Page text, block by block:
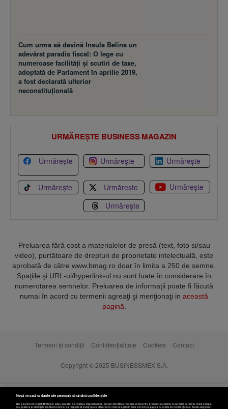
Cum urma să devină Insula Belina un
adevărat paradis fiscal: O lege cu
numeroase facilităţi şi scutiri de taxe,
adoptată de Parlament în aprilie 2019,
a fost declarată ulterior
neconstituţională
URMĂREȘTE BUSINESS MAGAZIN
Urmărește Urmărește Urmărește
Urmărește Urmărește
Urmărește
Urmărește
Preluarea fără cost a materialelor de presă (text, foto si/sau
video), purtătoare de drepturi de proprietate intelectuală, este
aprobată de către www.bmag.ro doar în limita a 250 de semne.
Spaţiile şi URL-ul/hyperlink-ul nu sunt luate în considerare în
numerotarea semnelor. Preluarea de informaţii poate fi făcută
numai în acord cu termenii agreaţi şi menţionaţi in această
pagină
Termeni și condiții Confidențialitate Cookies Contact
Copyright © 2025 BUSINESSMEX S.A.
Nouă ne pasă ca datele tale personale să rămână confidențiale
Noi și partenerii noștri589stocăm și/sau accesăm informații pe dispozitivul dvs., precum identificatorii cookie unici pentru prelucrarea datelor cu caracter personal. Puteți accepta
sau gestiona preferințele dvs. făcând clic mai jos, respectiv vă puteți opune utilizării unui interes legitim în orice moment pe pagina cu politica de confidențialitate. Aceste alegeri vor